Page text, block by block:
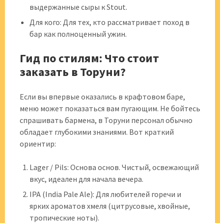
выдержанные сыры к Stout.
Для кого: Для тех, кто рассматривает поход в
бар как полноценный ужин.
Гид по стилям: Что стоит
заказать в Торуни?
Если вы впервые оказались в крафтовом баре,
меню может показаться вам пугающим. Не бойтесь
спрашивать бармена, в Торуни персонал обычно
обладает глубокими знаниями. Вот краткий
ориентир:
Lager / Pils: Основа основ. Чистый, освежающий
вкус, идеален для начала вечера.
IPA (India Pale Ale): Для любителей горечи и
ярких ароматов хмеля (цитрусовые, хвойные,
тропические ноты).